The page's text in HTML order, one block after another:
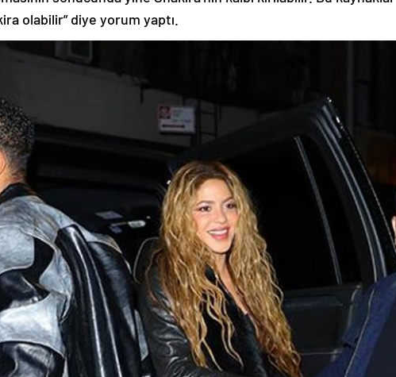
olabilir” diye yorum yaptı.